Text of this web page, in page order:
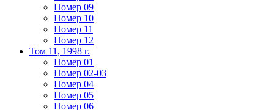
Номер 09
Номер 10
Номер 11
Номер 12
Том 11, 1998 г.
Номер 01
Номер 02-03
Номер 04
Номер 05
Номер 06